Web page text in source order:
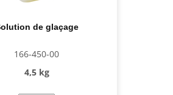
de glaçage
166-450-00
4,5 kg